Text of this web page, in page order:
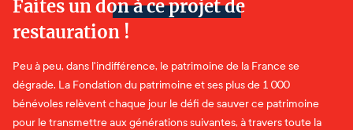
Faites un don à ce projet de
restauration !
Peu à peu, dans l'indifférence, le patrimoine de la France se
dégrade. La Fondation du patrimoine et ses plus de 1 000
bénévoles relèvent chaque jour le défi de sauver ce patrimoine
pour le transmettre aux générations suivantes, à travers toute la